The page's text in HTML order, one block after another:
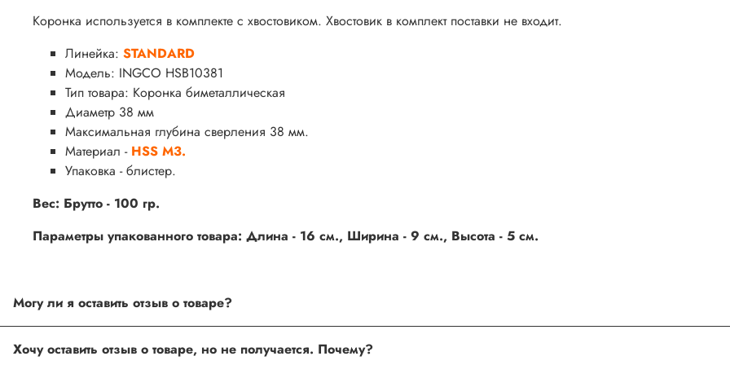
Коронка используется в комплекте с хвостовиком. Хвостовик в комплект поставки не входит.
Линейка: STANDARD
Модель: INGCO HSB10381
Тип товара: Коронка биметаллическая
Диаметр 38 мм
Максимальная глубина сверления 38 мм.
Материал - HSS M3.
Упаковка - блистер.
Вес: Брутто - 100 гр.
Параметры упакованного товара: Длина - 16 см., Ширина - 9 см., Высота - 5 см.
товарах проходят модерацию.